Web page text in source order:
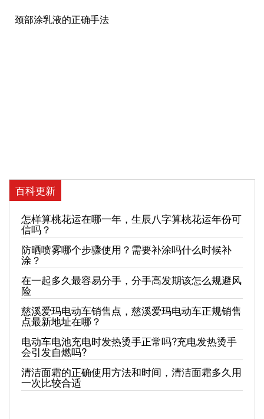
颈部涂乳液的正确手法
百科更新
怎样算桃花运在哪一年，生辰八字算桃花运年份可
信吗？
防晒喷雾哪个步骤使用？需要补涂吗什么时候补
涂？
在一起多久最容易分手，分手高发期该怎么规避风
险
慈溪爱玛电动车销售点，慈溪爱玛电动车正规销售
点最新地址在哪？
电动车电池充电时发热烫手正常吗?充电发热烫手
会引发自燃吗?
清洁面霜的正确使用方法和时间，清洁面霜多久用
一次比较合适